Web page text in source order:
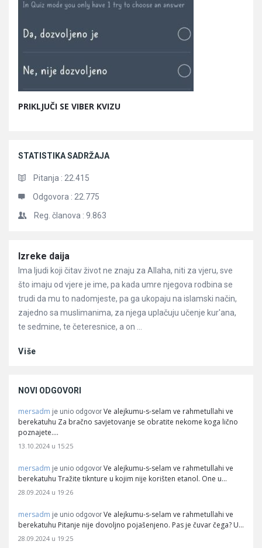
PRIKLJUČI SE VIBER KVIZU
STATISTIKA SADRŽAJA
Pitanja : 22.415
Odgovora : 22.775
Reg. članova : 9.863
Članci
Izreke daija
Ima ljudi koji čitav život ne znaju za Allaha, niti za vjeru, sve
što imaju od vjere je ime, pa kada umre njegova rodbina se
trudi da mu to nadomjeste, pa ga ukopaju na islamski način,
zajedno sa muslimanima, za njega uplačuju učenje kur'ana,
te sedmine, te četeresnice, a on ...
Više
NOVI ODGOVORI
mersadm je unio odgovor Ve alejkumu-s-selam ve rahmetullahi ve
berekatuhu Za bračno savjetovanje se obratite nekome koga lično
poznajete.…
13.10.2024 u 15:25
mersadm je unio odgovor Ve alejkumu-s-selam ve rahmetullahi ve
berekatuhu Tražite tiknture u kojim nije korišten etanol. One u…
28.09.2024 u 19:26
mersadm je unio odgovor Ve alejkumu-s-selam ve rahmetullahi ve
berekatuhu Pitanje nije dovoljno pojašenjeno. Pas je čuvar čega? U…
28.09.2024 u 19:25